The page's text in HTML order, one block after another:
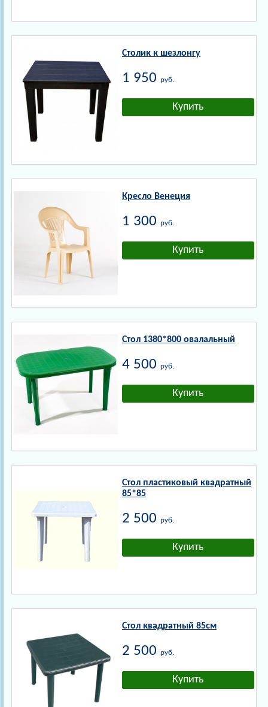
Столик к шезлонгу
1 950 руб.
Кресло Венеция
1 300 руб.
Стол 1380*800 овалальный
4 500 руб.
Стол пластиковый квадратный
85*85
2 500 руб.
Стол квадратный 85см
2 500 руб.